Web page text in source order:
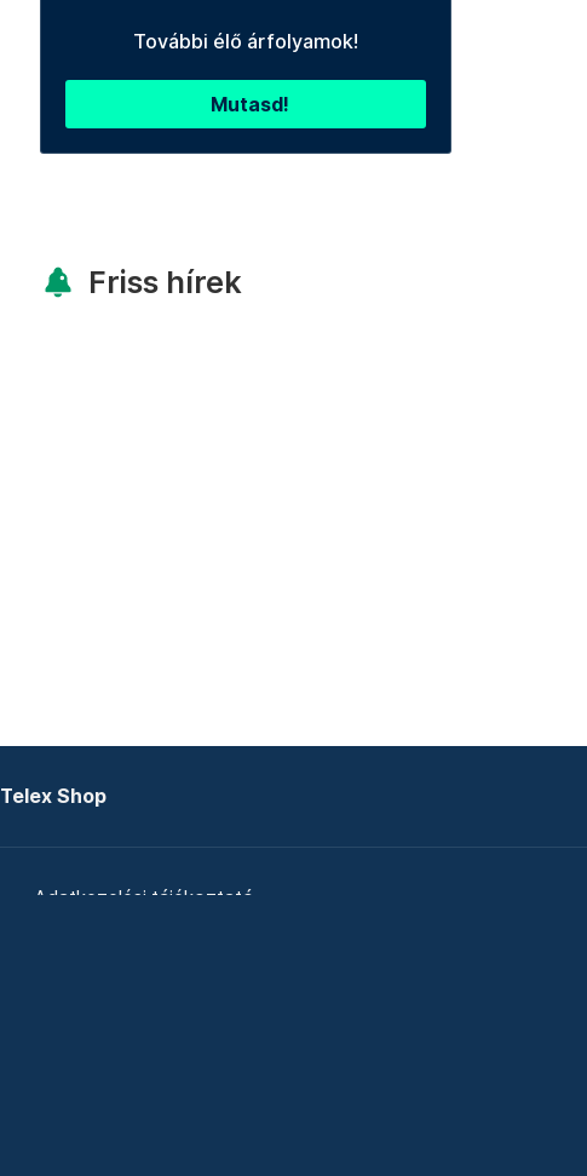
További élő árfolyamok!
Mutasd!
Friss hírek
Telex Shop
Adatkezelési tájékoztató